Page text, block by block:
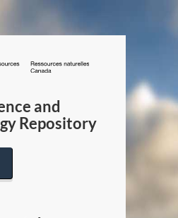
/
Canada
and
Repository